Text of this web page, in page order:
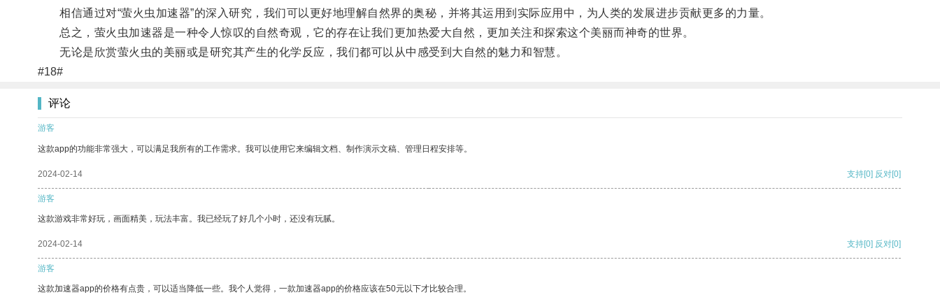
相信通过对“萤火虫加速器”的深入研究，我们可以更好地理解自然界的奥秘，并将其运用到实际应用中，为人类的发展进步贡献更多的力量。
总之，萤火虫加速器是一种令人惊叹的自然奇观，它的存在让我们更加热爱大自然，更加关注和探索这个美丽而神奇的世界。
无论是欣赏萤火虫的美丽或是研究其产生的化学反应，我们都可以从中感受到大自然的魅力和智慧。
#18#
评论
游客
这款app的功能非常强大，可以满足我所有的工作需求。我可以使用它来编辑文档、制作演示文稿、管理日程安排等。
2024-02-14 支持[0] 反对[0]
游客
这款游戏非常好玩，画面精美，玩法丰富。我已经玩了好几个小时，还没有玩腻。
2024-02-14 支持[0] 反对[0]
游客
这款加速器app的价格有点贵，可以适当降低一些。我个人觉得，一款加速器app的价格应该在50元以下才比较合理。